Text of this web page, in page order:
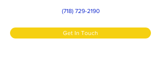
(718) 729-2190
Get In Touch